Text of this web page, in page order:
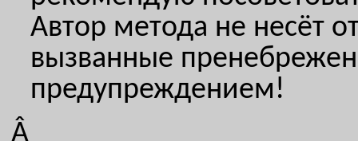
Автор метода не несёт
вызванные
предупреждением!
Â